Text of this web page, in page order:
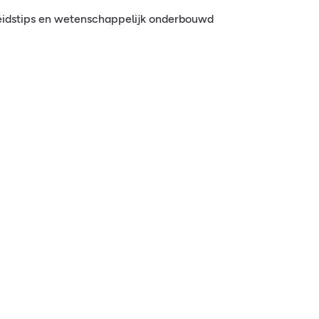
en wetenschappelijk onderbouwd